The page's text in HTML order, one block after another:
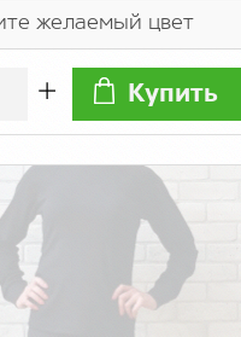
Купить